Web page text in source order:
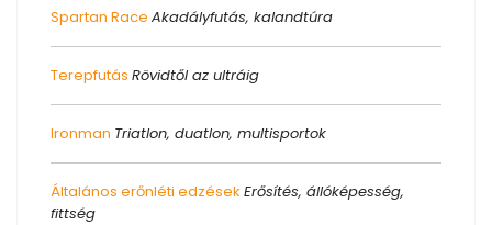
Spartan Race Akadályfutás, kalandtúra
Terepfutás Rövidtől az ultráig
Ironman Triatlon, duatlon, multisportok
Általános erőnléti edzések Erősítés, állóképesség,
fittség